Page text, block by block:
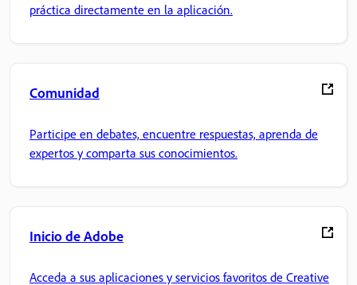
práctica directamente en la aplicación.
Comunidad
Participe en debates, encuentre respuestas, aprenda de
expertos y comparta sus conocimientos.
Inicio de Adobe
Acceda a sus aplicaciones y servicios favoritos de Creative